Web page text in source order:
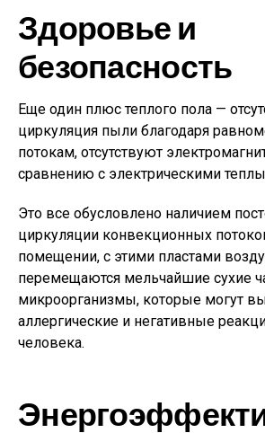
Здоровье и
безопасность
Еще один плюс теплого пола —
циркуляция пыли благодаря
потокам, отсутствуют
сравнению с электрическими
Это все обусловлено наличием
циркуляции конвекционных
помещении, с этими пластами
перемещаются мельчайшие сухие
микроорганизмы, которые могут
аллергические и негативные
человека.